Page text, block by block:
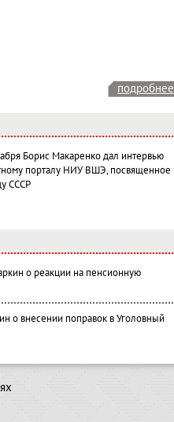
подробнее
Борис Макаренко дал интервью
порталу НИУ ВШЭ, посвященное
СССР
о реакции на пенсионную
о внесении поправок в Уголовный